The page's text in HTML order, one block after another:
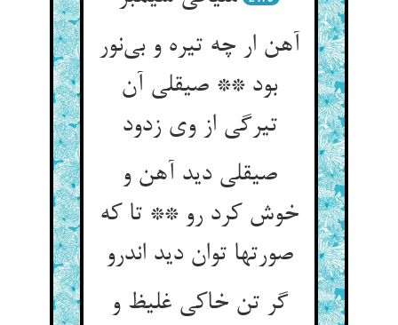
آهن ار چه تیره و بی‌نور
بود ** صیقلی آن
تیرگی از وی زدود
صیقلی دید آهن و
خوش کرد رو ** تا که
صورتها توان دید اندرو
گر تن خاکی غلیظ و